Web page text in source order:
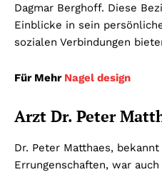
Dagmar Berghoff. Diese
Einblicke in sein
sozialen Verbindungen
Für Mehr Nagel design
Arzt Dr. Peter
Dr. Peter Matthaes,
Errungenschaften, war